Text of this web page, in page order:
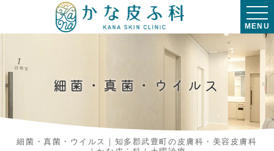
MENU
細菌・真菌・ウイルス
細菌・真菌・ウイルス｜知多郡武豊町の皮膚科・美容皮膚科